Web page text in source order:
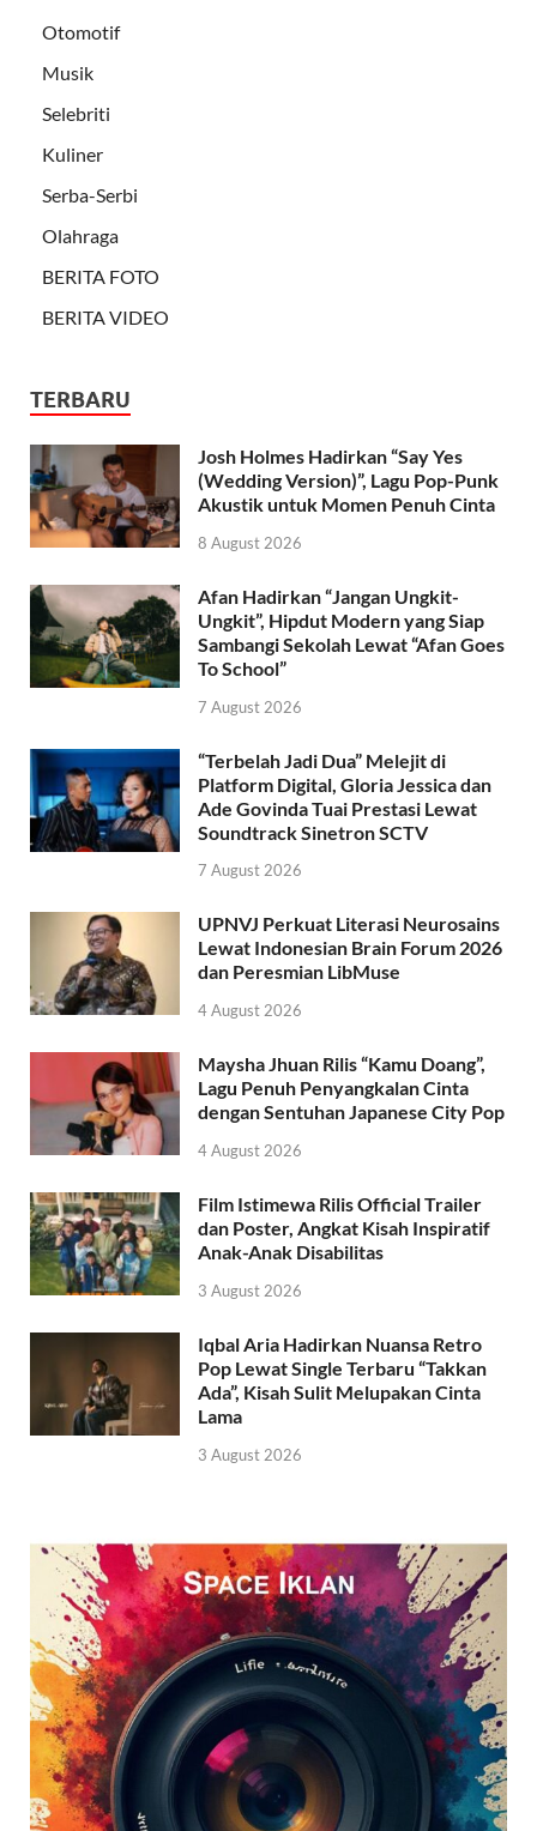
Otomotif
Musik
Selebriti
Kuliner
Serba-Serbi
Olahraga
BERITA FOTO
BERITA VIDEO
TERBARU
Josh Holmes Hadirkan “Say Yes
(Wedding Version)”, Lagu Pop-Punk
Akustik untuk Momen Penuh Cinta
8 August 2026
Afan Hadirkan “Jangan Ungkit-
Ungkit”, Hipdut Modern yang Siap
Sambangi Sekolah Lewat “Afan Goes
To School”
7 August 2026
“Terbelah Jadi Dua” Melejit di
Platform Digital, Gloria Jessica dan
Ade Govinda Tuai Prestasi Lewat
Soundtrack Sinetron SCTV
7 August 2026
UPNVJ Perkuat Literasi Neurosains
Lewat Indonesian Brain Forum 2026
dan Peresmian LibMuse
4 August 2026
Maysha Jhuan Rilis “Kamu Doang”,
Lagu Penuh Penyangkalan Cinta
dengan Sentuhan Japanese City Pop
4 August 2026
Film Istimewa Rilis Official Trailer
dan Poster, Angkat Kisah Inspiratif
Anak-Anak Disabilitas
3 August 2026
Iqbal Aria Hadirkan Nuansa Retro
Pop Lewat Single Terbaru “Takkan
Ada”, Kisah Sulit Melupakan Cinta
Lama
3 August 2026